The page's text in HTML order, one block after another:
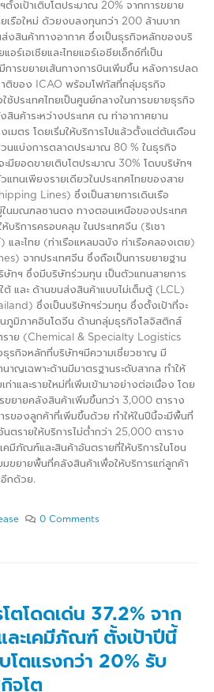
ตั้งเป้าเติบโตประมาณ 20% จากการขยาย
ยเรือใหม่ ด้วยงบลงทุนกว่า 200 ล้านบาท
งสินค้าทางอากาศ ซึ่งเป็นธุรกิจหลักของบริ
อร์เอเชียและไทยแอร์เอชียเอ็กซ์ที่เป็น
ารขยายเส้นทางการบินเพิ่มขึ้น หลังการปลด
าติของ ICAO พร้อมโฟกัสที่กลุ่มธุรกิจ
ช้ประเทศไทยเป็นศูนย์กลางในการขยายธุรกิจ
นค้าระหว่างประเทศ ณ ท่าอากาศยาน
มตร โดยเริ่มให้บริการไปแล้วตั้งแต่ต้นเดือน
นแบ่งการตลาดประมาณ 80 % ในธุรกิจ
มียอดขายเติบโตประมาณ 30% โดบบริษัทฯ
ทนเพียงรายเดียวในประเทศไทยของสาย
Lines) ซึ่งเป็นสายการเดินเรือ
ในมณฑลซานตง ทางตอนเหนือของประเทศ
บริการครอบคลุม ในประเทศจีน (ริเชา
และไทย (ท่าเรือแหลมฉบัง ท่าเรือคลองเตย)
จากประเทศจีน ซึ่งถือเป็นการขยายฐาน
ษัทฯ ซึ่งมีบริษัทร่วมทุน เป็นตัวแทนสายการ
ต้ และ ด้านขนส่งสินค้าแบบไม่เต็มตู้ (LCL)
ซึ่งเป็นบริษัทฯร่วมทุน ซึ่งตั้งเป้าที่จะ
ภูมิภาคอินโดจีน ด้านกลุ่มธุรกิจโลจิสติกส์
ราย (Chemical & Specialty Logistics
ธุรกิจหลักที่บริษัทฯมีความเชี่ยวชาญ มี
าญเฉพาะด้านมีมาตรฐานระดับสากล ทำให้
ก่าและรายใหม่ที่เพิ่มเข้ามาอย่างต่อเนื่อง โดย
ขยายคลังสินค้าเพิ่มขึ้นกว่า 3,000 ตาราง
รของลูกค้าที่เพิ่มขึ้นด้วย ทำให้ในปีนี้จะมีพื้นที่
ตรายให้บริการไม่ต่ำกว่า 25,000 ตาราง
คมีภัณฑ์และสินค้าอันตรายที่ให้บริการในโซน
ขยายพื้นที่คลังสินค้าเพื่อให้บริการแก่ลูกค้า
อีกด้วย.
0 Comments
โตโดดเด่น 37.2% จาก
ละเคมีภัณฑ์ ตั้งเป้าปีนี้
โตแรงกว่า 20% รับ
จโต